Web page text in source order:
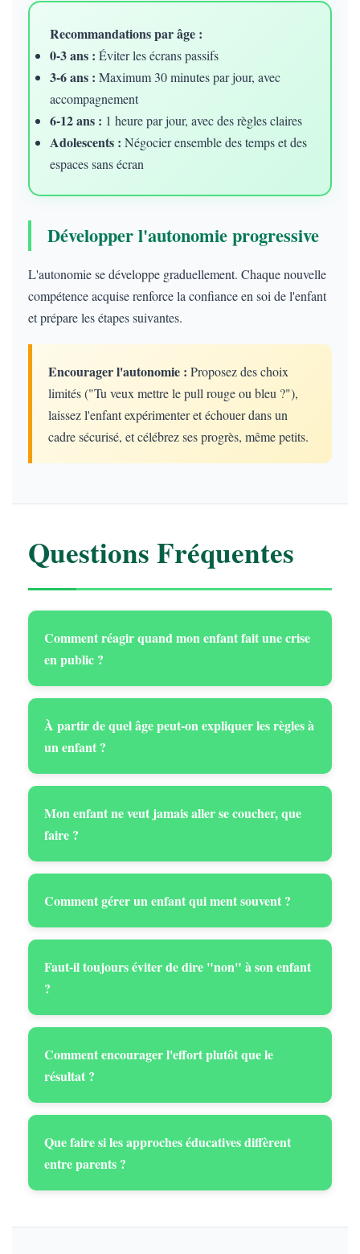
Recommandations par âge :
0-3 ans : Éviter les écrans passifs
3-6 ans : Maximum 30 minutes par jour, avec
accompagnement
6-12 ans : 1 heure par jour, avec des règles claires
Adolescents : Négocier ensemble des temps et des
espaces sans écran
Développer l'autonomie progressive
L'autonomie se développe graduellement. Chaque nouvelle
compétence acquise renforce la confiance en soi de l'enfant
et prépare les étapes suivantes.
Encourager l'autonomie : Proposez des choix
limités ("Tu veux mettre le pull rouge ou bleu ?"),
laissez l'enfant expérimenter et échouer dans un
cadre sécurisé, et célébrez ses progrès, même petits.
Questions Fréquentes
Comment réagir quand mon enfant fait une crise
en public ?
À partir de quel âge peut-on expliquer les règles à
un enfant ?
Mon enfant ne veut jamais aller se coucher, que
faire ?
Comment gérer un enfant qui ment souvent ?
Faut-il toujours éviter de dire "non" à son enfant
?
Comment encourager l'effort plutôt que le
résultat ?
Que faire si les approches éducatives diffèrent
entre parents ?